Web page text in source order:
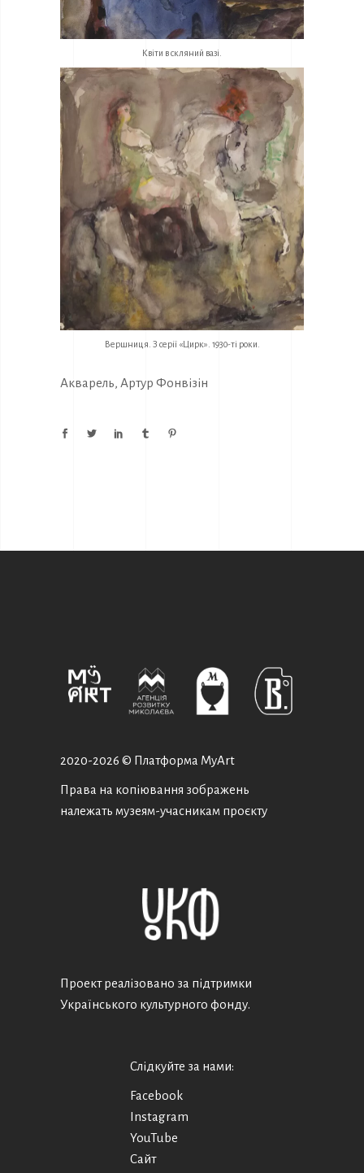
Квіти в скляний вазі.
Вершниця. З серії «Цирк». 1930-ті роки.
Акварель, Артур Фонвізін
2020-2026 © Платформа MyArt
Права на копіювання зображень
належать музеям-учасникам проєкту
Проект реалізовано за підтримки
Українського культурного фонду.
Слідкуйте за нами:
Facebook
Instagram
YouTube
Сайт